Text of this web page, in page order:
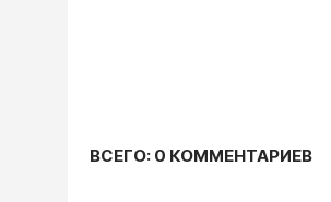
ВСЕГО: 0 КОММЕНТАРИЕВ